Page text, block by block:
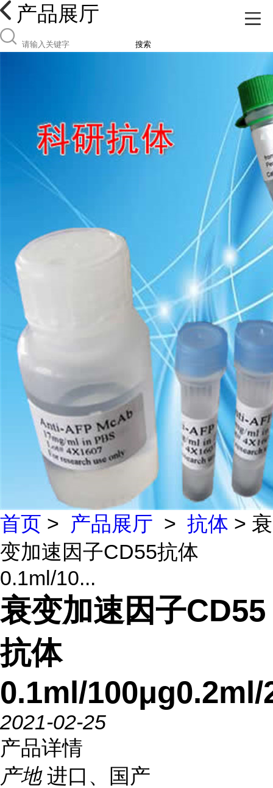
产品展厅
搜索
首页 > 产品展厅 > 抗体 > 衰
变加速因子CD55抗体
0.1ml/10...
衰变加速因子CD55
抗体
0.1ml/100μg0.2ml/
2021-02-25
产品详情
产地 进口、国产